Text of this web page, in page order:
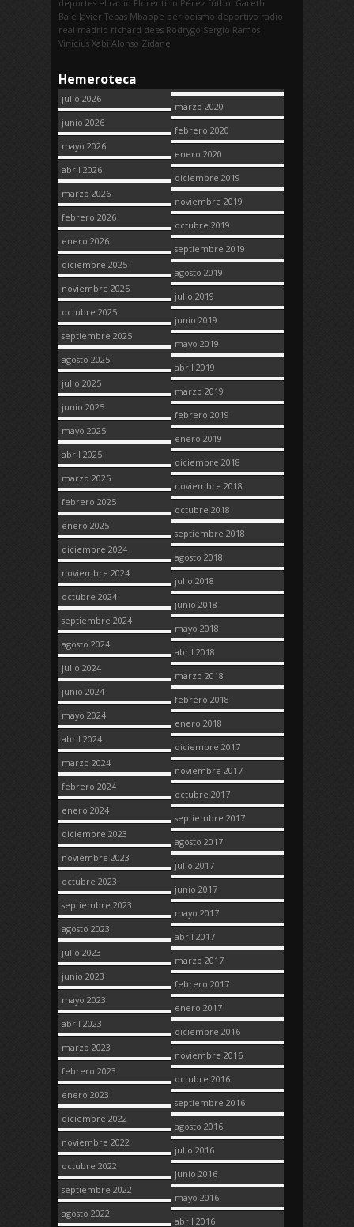
deportes el radio Florentino Pérez fútbol Gareth
Bale Javier Tebas Mbappe periodismo deportivo radio
real madrid richard dees Rodrygo Sergio Ramos
Vinicius Xabi Alonso Zidane
Hemeroteca
julio 2026
junio 2026
mayo 2026
abril 2026
marzo 2026
febrero 2026
enero 2026
diciembre 2025
noviembre 2025
octubre 2025
septiembre 2025
agosto 2025
julio 2025
junio 2025
mayo 2025
abril 2025
marzo 2025
febrero 2025
enero 2025
diciembre 2024
noviembre 2024
octubre 2024
septiembre 2024
agosto 2024
julio 2024
junio 2024
mayo 2024
abril 2024
marzo 2024
febrero 2024
enero 2024
diciembre 2023
noviembre 2023
octubre 2023
septiembre 2023
agosto 2023
julio 2023
junio 2023
mayo 2023
abril 2023
marzo 2023
febrero 2023
enero 2023
diciembre 2022
noviembre 2022
octubre 2022
septiembre 2022
agosto 2022
marzo 2020
febrero 2020
enero 2020
diciembre 2019
noviembre 2019
octubre 2019
septiembre 2019
agosto 2019
julio 2019
junio 2019
mayo 2019
abril 2019
marzo 2019
febrero 2019
enero 2019
diciembre 2018
noviembre 2018
octubre 2018
septiembre 2018
agosto 2018
julio 2018
junio 2018
mayo 2018
abril 2018
marzo 2018
febrero 2018
enero 2018
diciembre 2017
noviembre 2017
octubre 2017
septiembre 2017
agosto 2017
julio 2017
junio 2017
mayo 2017
abril 2017
marzo 2017
febrero 2017
enero 2017
diciembre 2016
noviembre 2016
octubre 2016
septiembre 2016
agosto 2016
julio 2016
junio 2016
mayo 2016
abril 2016